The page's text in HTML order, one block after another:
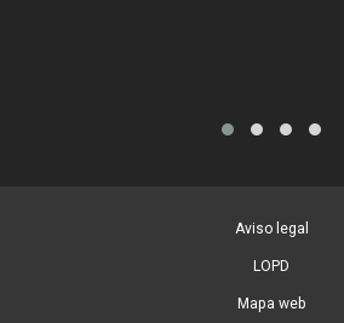
Aviso legal
LOPD
Mapa web